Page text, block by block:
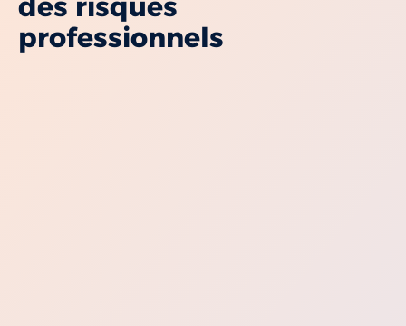
des risques
professionnels